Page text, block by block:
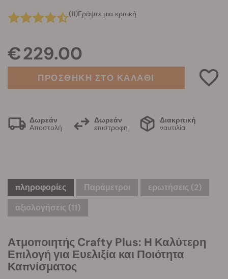
(11)Γράψτε μια κριτική
€ 229.00
ΠΡΟΣΘΗΚΗ ΣΤΟ ΚΑΛΑΘΙ
Δωρεάν
Αποστολή
Δωρεάν
επιστροφη
Διακριτική
ναυτιλία
πληροφορίες Παράμετροι ερωτήσεις (2)
αξιολογήσεις (11)
Ατμοποιητής Crafty Plus: Η Καλύτερη
Επιλογή για Ευελιξία και Ποιότητα
Καπνίσματος